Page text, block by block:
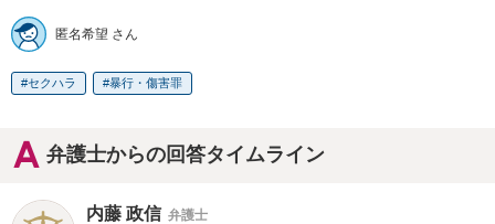
匿名希望 さん
セクハラ 暴行・傷害罪
弁護士からの回答タイムライン
内藤 政信 弁護士